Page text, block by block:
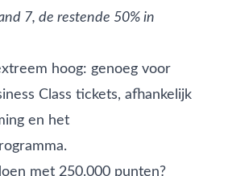
7, de restende 50% in
hoog: genoeg voor
Class tickets, afhankelijk
en het
met 250.000 punten?